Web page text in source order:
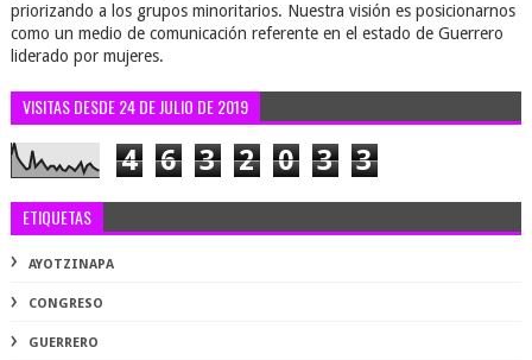
priorizando a los grupos minoritarios. Nuestra visión es posicionarnos
como un medio de comunicación referente en el estado de Guerrero
liderado por mujeres.
VISITAS DESDE 24 DE JULIO DE 2019
4 6 3 2 0 3 3
ETIQUETAS
AYOTZINAPA
CONGRESO
GUERRERO